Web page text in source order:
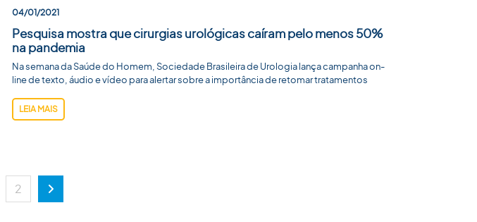
04/01/2021
Pesquisa mostra que cirurgias urológicas caíram pelo menos 50%
na pandemia
Na semana da Saúde do Homem, Sociedade Brasileira de Urologia lança campanha on-
line de texto, áudio e vídeo para alertar sobre a importância de retomar tratamentos
LEIA MAIS
2
Próxima